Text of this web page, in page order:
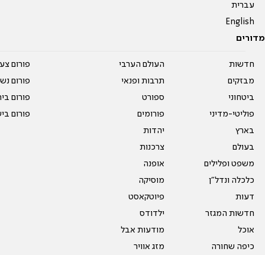
עברית
English
מדורים
חדשות
מבזקים
ביטחוני
פוליטי-מדיני
בארץ
בעולם
משפט ופלילים
כלכלה ונדל"ן
דעות
חדשות המגזר
אוכל
כיפה שחורה
העולם הערבי
תרבות ופנאי
ספורט
פורומים
יהדות
צרכנות
אופנה
מוסיקה
פיוטקאסט
ילדודס
מודעות אבל
מזג אוויר
פורום
פורום
פורום
פורום